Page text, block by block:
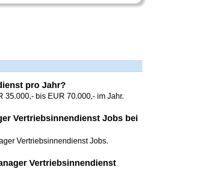
pro Jahr?
bis EUR 70.000,- im Jahr.
Vertriebsinnendienst Jobs bei
Vertriebsinnendienst Jobs.
Vertriebsinnendienst